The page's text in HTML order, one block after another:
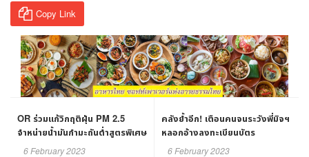
Copy Link
OR ร่วมแก้วิกฤติฝุ่น PM 2.5
จำหน่ายน้ำมันกำมะถันต่ำสูตรพิเศษ
6 February 2023
คลังย้ำอีก! เตือนคนจนระวังพี่มิจฯ
หลอกอ้างลงทะเบียนบัตร
สวัสดิการฯ
6 February 2023